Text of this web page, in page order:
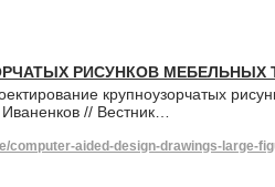
РИСУНКОВ МЕБЕЛЬНЫХ
крупноузорчатых
// Вестник…
computer-aided-design-drawings-large-